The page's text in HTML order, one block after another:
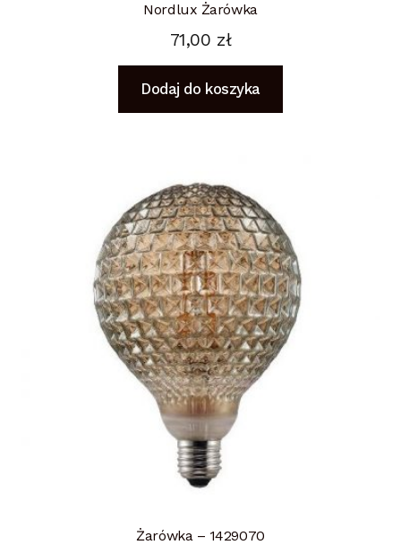
Nordlux Żarówka
71,00 zł
Dodaj do koszyka
Żarówka – 1429070